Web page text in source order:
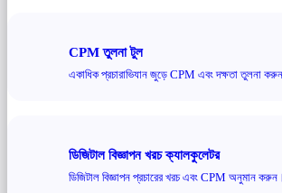
CPM তুলনা টুল
একাধিক প্রচারাভিযান জুড়ে CPM এবং দক্ষতা তুলনা
ডিজিটাল বিজ্ঞাপন খরচ ক্যালকুলেটর
ডিজিটাল বিজ্ঞাপন প্রচারের খরচ এবং CPM অনুমান করুন।